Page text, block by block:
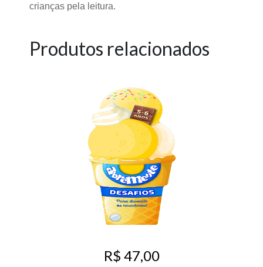
crianças pela leitura.
Produtos relacionados
R$ 47,00